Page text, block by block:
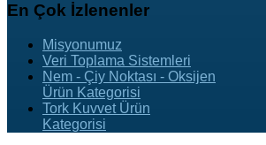
En Çok İzlenenler
Misyonumuz
Veri Toplama Sistemleri
Nem - Çiy Noktası - Oksijen
Ürün Kategorisi
Tork Kuvvet Ürün
Kategorisi